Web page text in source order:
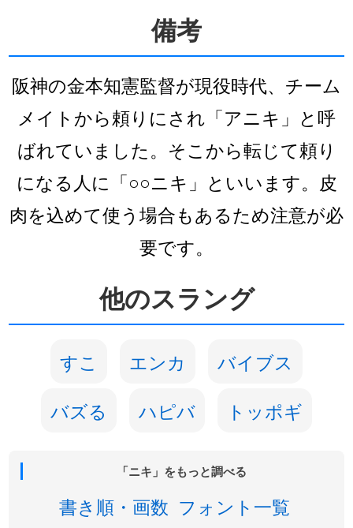
備考
阪神の金本知憲監督が現役時代、チーム
メイトから頼りにされ「アニキ」と呼
ばれていました。そこから転じて頼り
になる人に「○○ニキ」といいます。皮
肉を込めて使う場合もあるため注意が必
要です。
他のスラング
すこ エンカ
バイブス
バズる
ハピバ トッポギ
「ニキ」をもっと調べる
書き順・画数 フォント一覧